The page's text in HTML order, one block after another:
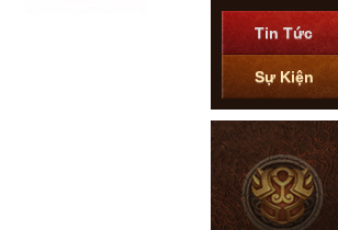
Tin Tức
Sự Kiện